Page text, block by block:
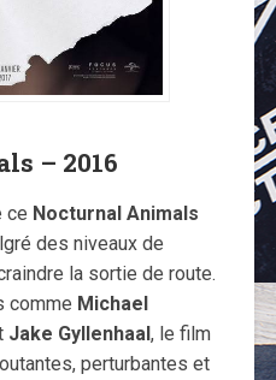
– 2016
ce Nocturnal Animals
des niveaux de
la sortie de route.
comme Michael
Jake Gyllenhaal, le film
perturbantes et